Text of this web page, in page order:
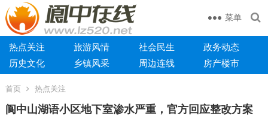
菜单
热点关注 旅游风情 社会民生
政务动态
历史文化
乡镇风采 周边连线 房产楼市
首页 热点关注
阆中山湖语小区地下室渗水严重，官方回应整改方案